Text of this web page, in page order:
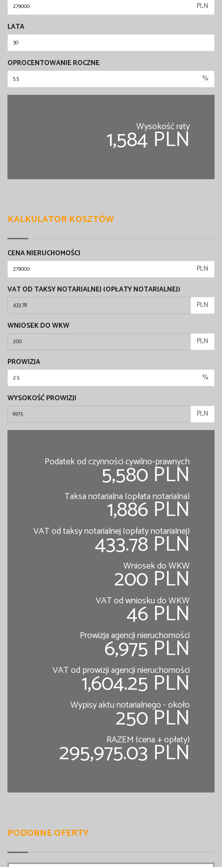
PLN
LATA
OPROCENTOWANIE ROCZNE
%
Wysokość raty
1,584 PLN
KALKULATOR KOSZTÓW
CENA NIERUCHOMOŚCI
PLN
VAT OD TAKSY NOTARIALNEJ (OPŁATY NOTARIALNEJ)
PLN
WNIOSEK DO WKW
PLN
PROWIZJA
%
WYSOKOŚĆ PROWIZJI
PLN
Podatek od czynności cywilno-prawnych
5,580 PLN
Taksa notarialna (opłata notarialna)
1,886 PLN
VAT od taksy notarialnej (opłaty notarialnej)
433.78 PLN
Wniosek do WKW
200 PLN
VAT od wniosku do WKW
46 PLN
Prowizja agencji nieruchomości
6,975 PLN
VAT od prowizji agencji nieruchomości
1,604.25 PLN
Wypisy aktu notarialnego - około
250 PLN
RAZEM (cena + opłaty)
295,975.03 PLN
PODOBNE OFERTY